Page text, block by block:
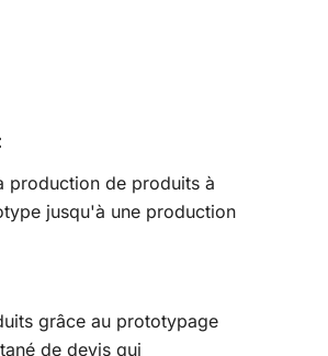
production de produits à
jusqu'à une production
grâce au prototypage
de devis qui